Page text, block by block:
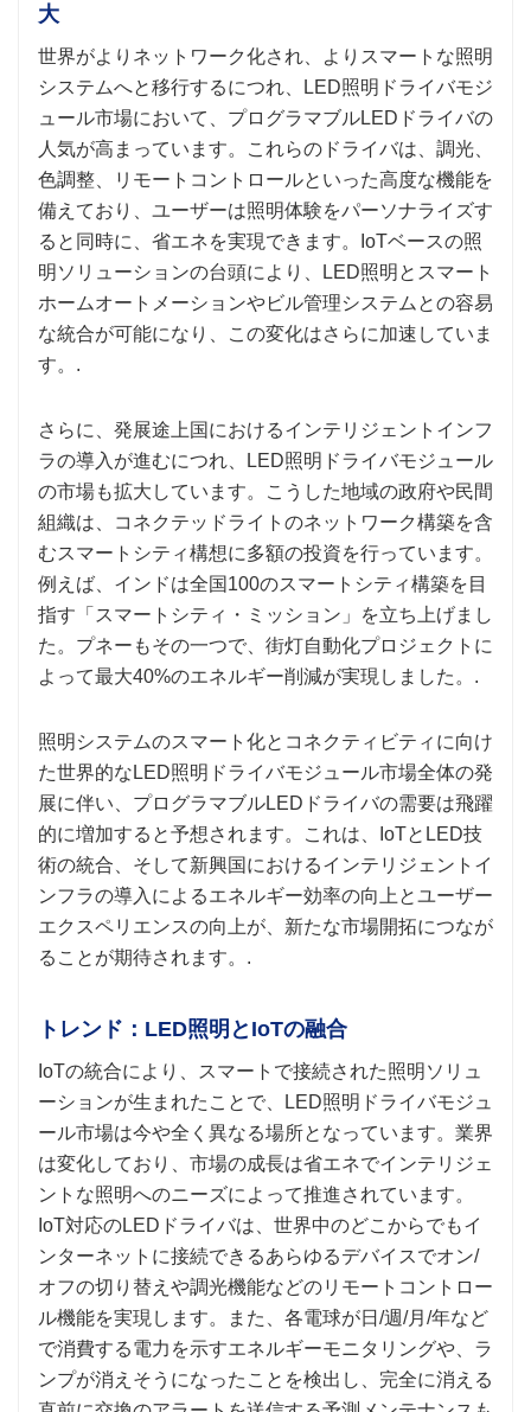
大
世界がよりネットワーク化され、よりスマートな照明
システムへと移行するにつれ、LED照明ドライバモジ
ュール市場において、プログラマブルLEDドライバの
人気が高まっています。これらのドライバは、調光、
色調整、リモートコントロールといった高度な機能を
備えており、ユーザーは照明体験をパーソナライズす
ると同時に、省エネを実現できます。IoTベースの照
明ソリューションの台頭により、LED照明とスマート
ホームオートメーションやビル管理システムとの容易
な統合が可能になり、この変化はさらに加速していま
す。.
さらに、発展途上国におけるインテリジェントインフ
ラの導入が進むにつれ、LED照明ドライバモジュール
の市場も拡大しています。こうした地域の政府や民間
組織は、コネクテッドライトのネットワーク構築を含
むスマートシティ構想に多額の投資を行っています。
例えば、インドは全国100のスマートシティ構築を目
指す「スマートシティ・ミッション」を立ち上げまし
た。プネーもその一つで、街灯自動化プロジェクトに
よって最大40%のエネルギー削減が実現しました。.
照明システムのスマート化とコネクティビティに向け
た世界的なLED照明ドライバモジュール市場全体の発
展に伴い、プログラマブルLEDドライバの需要は飛躍
的に増加すると予想されます。これは、IoTとLED技
術の統合、そして新興国におけるインテリジェントイ
ンフラの導入によるエネルギー効率の向上とユーザー
エクスペリエンスの向上が、新たな市場開拓につなが
ることが期待されます。.
トレンド：LED照明とIoTの融合
IoTの統合により、スマートで接続された照明ソリュ
ーションが生まれたことで、LED照明ドライバモジュ
ール市場は今や全く異なる場所となっています。業界
は変化しており、市場の成長は省エネでインテリジェ
ントな照明へのニーズによって推進されています。
IoT対応のLEDドライバは、世界中のどこからでもイ
ンターネットに接続できるあらゆるデバイスでオン/
オフの切り替えや調光機能などのリモートコントロー
ル機能を実現します。また、各電球が日/週/月/年など
で消費する電力を示すエネルギーモニタリングや、ラ
ンプが消えそうになったことを検出し、完全に消える